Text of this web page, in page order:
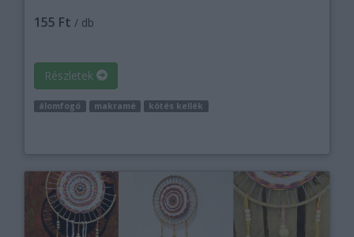
155 Ft / db
Részletek
álomfogó makramé kötés kellék